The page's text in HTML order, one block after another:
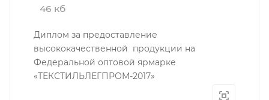
46 кб
Диплом за предоставление
высококачественной продукции на
Федеральной оптовой ярмарке
«ТЕКСТИЛЬЛЕГПРОМ-2017»